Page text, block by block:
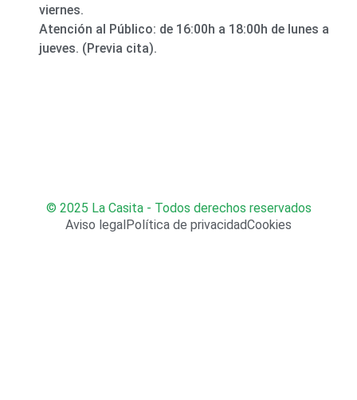
viernes.
Atención al Público: de 16:00h a 18:00h de lunes a
jueves. (Previa cita).
© 2025 La Casita - Todos derechos reservados
Aviso legal Política de privacidadCookies